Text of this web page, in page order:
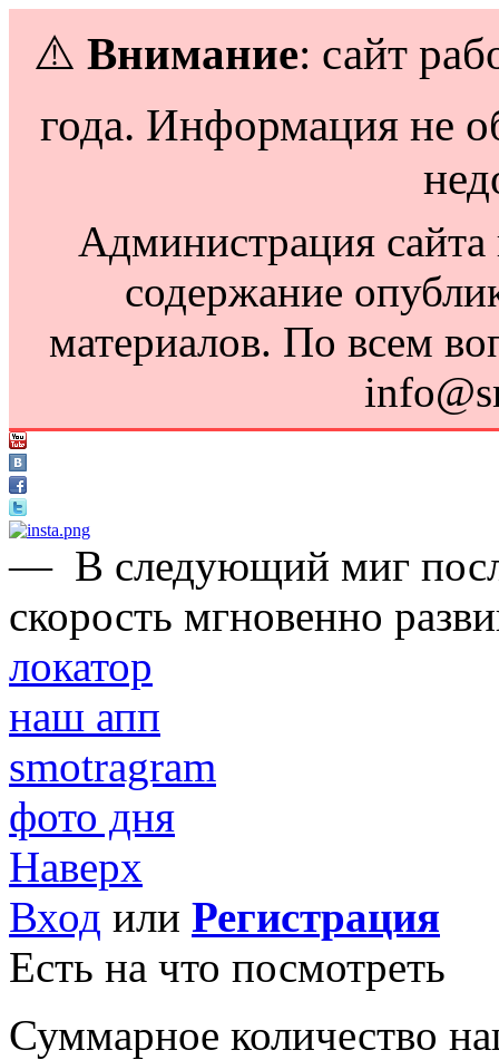
⚠️ Внимание: сайт
года. Информация не
Администрация сайта
содержание
материалов. По всем
— В следующий миг
скорость мгновенно
локатор
наш апп
smotragram
фото дня
Наверх
Вход или Регистрация
Есть на что посмотреть
Суммарное количество